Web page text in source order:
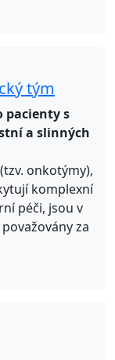
tým
pacienty s
a slinných
onkotýmy),
komplexní
péči, jsou v
za